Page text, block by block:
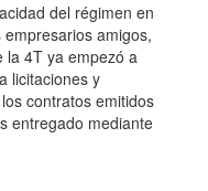
del régimen en
amigos,
la 4T ya empezó a
licitaciones y
contratos emitidos
entregado mediante